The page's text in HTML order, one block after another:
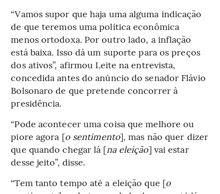
“Vamos supor que haja uma alguma indicação
de que teremos uma política econômica
menos ortodoxa. Por outro lado, a inflação
está baixa. Isso dá um suporte para os preços
dos ativos”, afirmou Leite na entrevista,
concedida antes do anúncio do senador Flávio
Bolsonaro de que pretende concorrer à
presidência.
“Pode acontecer uma coisa que melhore ou
piore agora [o sentimento], mas não quer dizer
que quando chegar lá [na eleição] vai estar
desse jeito”, disse.
“Tem tanto tempo até a eleição que [o